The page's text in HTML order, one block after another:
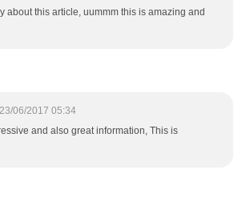
about this article, uummm this is amazing and
23/06/2017 05:34
and also great information, This is